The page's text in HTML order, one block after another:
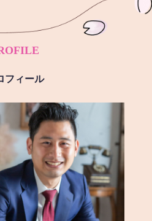
フィール